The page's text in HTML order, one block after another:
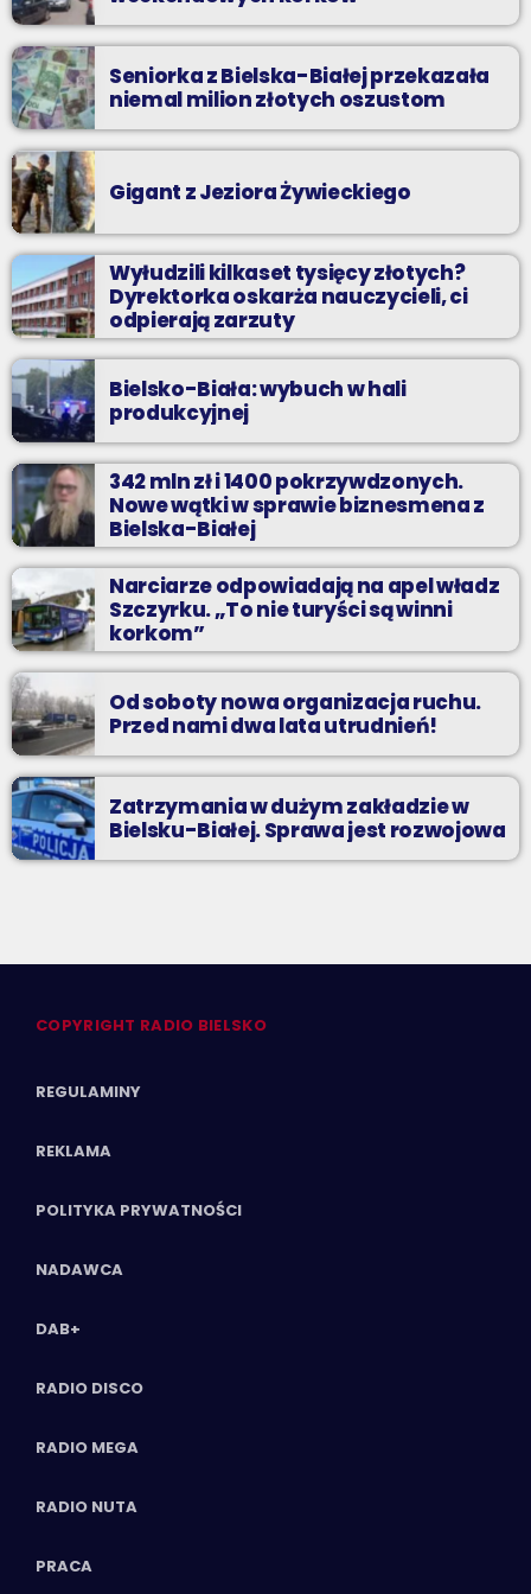
Seniorka z Bielska-Białej przekazała
niemal milion złotych oszustom
Gigant z Jeziora Żywieckiego
Wyłudzili kilkaset tysięcy złotych?
Dyrektorka oskarża nauczycieli, ci
odpierają zarzuty
Bielsko-Biała: wybuch w hali
produkcyjnej
342 mln zł i 1400 pokrzywdzonych.
Nowe wątki w sprawie biznesmena z
Bielska-Białej
Narciarze odpowiadają na apel władz
Szczyrku. „To nie turyści są winni
korkom”
Od soboty nowa organizacja ruchu.
Przed nami dwa lata utrudnień!
Zatrzymania w dużym zakładzie w
Bielsku-Białej. Sprawa jest rozwojowa
COPYRIGHT RADIO BIELSKO
REGULAMINY
REKLAMA
POLITYKA PRYWATNOŚCI
NADAWCA
DAB+
RADIO DISCO
RADIO MEGA
RADIO NUTA
PRACA